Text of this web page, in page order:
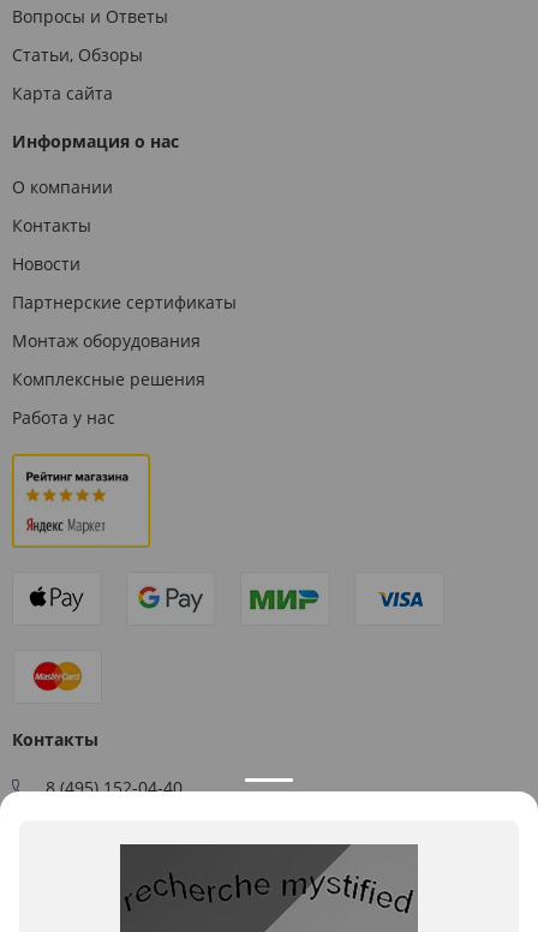
Вопросы и Ответы
Статьи, Обзоры
Карта сайта
Информация о нас
О компании
Контакты
Новости
Партнерские сертификаты
Монтаж оборудования
Комплексные решения
Работа у нас
Контакты
8 (495) 152-04-40
109544, г. Москва, ул. Большая Андроньевская, д. 17
Схема проезда